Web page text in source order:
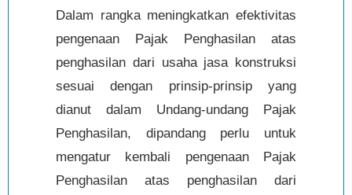
Dalam rangka meningkatkan efektivitas
pengenaan Pajak Penghasilan atas
penghasilan dari usaha jasa konstruksi
sesuai dengan prinsip-prinsip yang
dianut dalam Undang-undang Pajak
Penghasilan, dipandang perlu untuk
mengatur kembali pengenaan Pajak
Penghasilan atas penghasilan dari